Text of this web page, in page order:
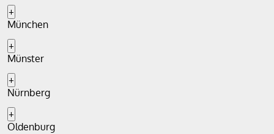
+
München
+
Münster
+
Nürnberg
+
Oldenburg